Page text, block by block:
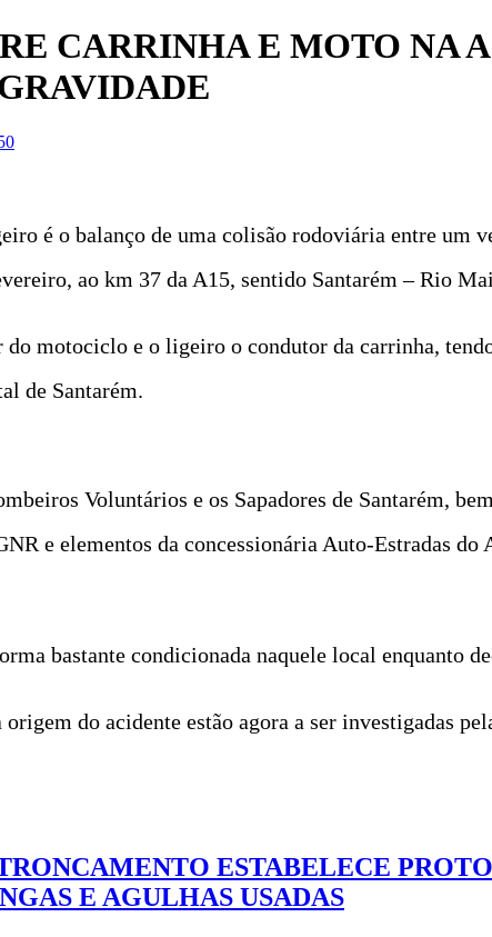
CARRINHA E MOTO NA
0
é o balanço de uma colisão rodoviária entre um
ao km 37 da A15, sentido Santarém – Rio
motociclo e o ligeiro o condutor da carrinha,
de Santarém.
Voluntários e os Sapadores de Santarém,
e elementos da concessionária Auto-Estradas
bastante condicionada naquele local enquanto
origem do acidente estão agora a ser investigadas
ESTABELECE
E AGULHAS USADAS